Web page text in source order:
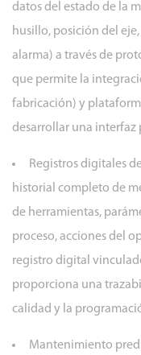
datos del estado de la
husillo, posición del
alarma) a través de
que permite la
fabricación) y
desarrollar una interfaz
Registros digitales
historial completo de
de herramientas,
proceso, acciones del
registro digital
proporciona una
calidad y la
Mantenimiento